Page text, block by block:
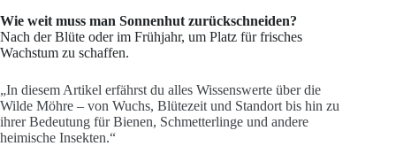
Wie weit muss man Sonnenhut zurückschneiden?
Nach der Blüte oder im Frühjahr, um Platz für frisches
Wachstum zu schaffen.
„In diesem Artikel erfährst du alles Wissenswerte über die
Wilde Möhre – von Wuchs, Blütezeit und Standort bis hin zu
ihrer Bedeutung für Bienen, Schmetterlinge und andere
heimische Insekten.“